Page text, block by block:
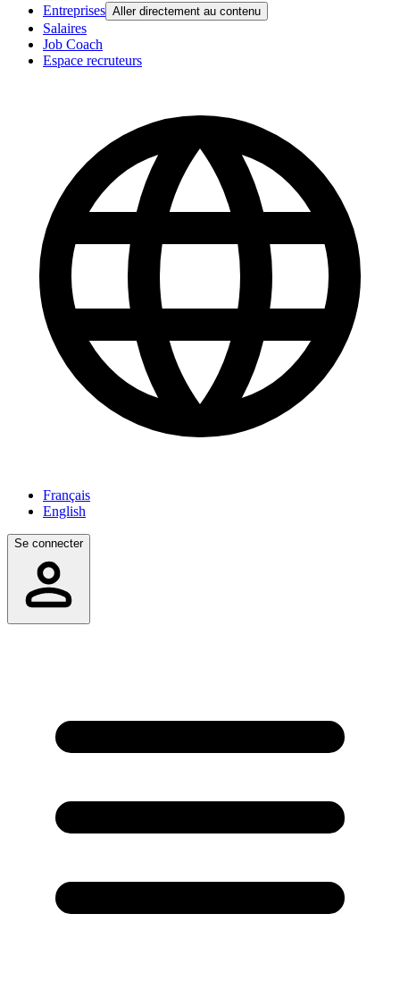
Entreprises Aller directement au contenu
Salaires
Job Coach
Espace recruteurs
Français
English
Se connecter